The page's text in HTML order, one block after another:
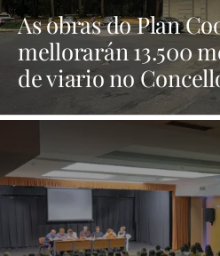
As obras do Plan
mellorarán 13.500
de viario no